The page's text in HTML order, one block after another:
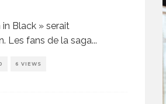
Black » serait
Les fans de la saga...
6 VIEWS